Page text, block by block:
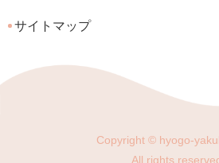
サイトマップ
Copyright © hyogo-
All rights